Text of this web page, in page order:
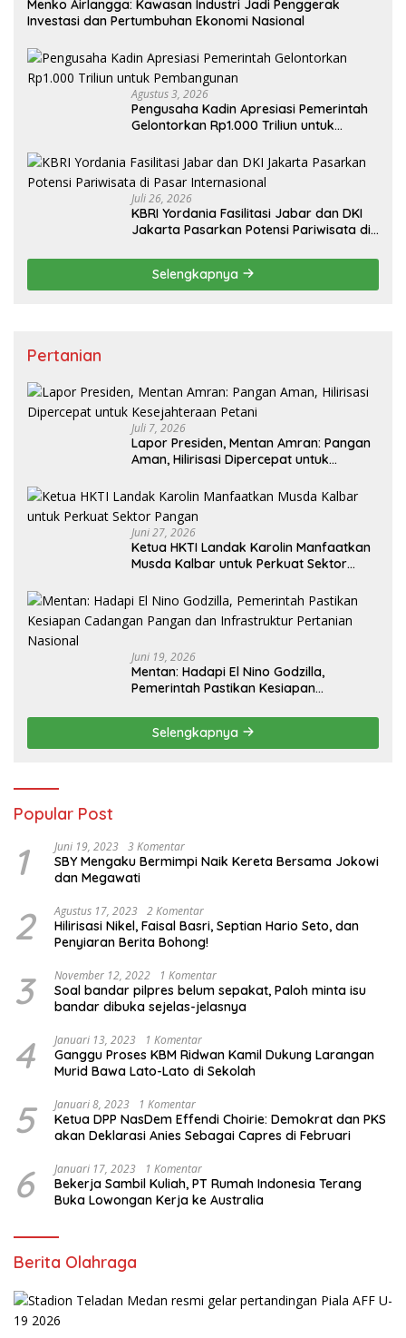
Menko Airlangga: Kawasan Industri Jadi Penggerak
Investasi dan Pertumbuhan Ekonomi Nasional
Agustus 3, 2026
Pengusaha Kadin Apresiasi Pemerintah
Gelontorkan Rp1.000 Triliun untuk
Juli 26, 2026
KBRI Yordania Fasilitasi Jabar dan DKI
Jakarta Pasarkan Potensi Pariwisata di
Selengkapnya
Pertanian
Juli 7, 2026
Lapor Presiden, Mentan Amran: Pangan
Aman, Hilirisasi Dipercepat untuk
Juni 27, 2026
Ketua HKTI Landak Karolin Manfaatkan
Musda Kalbar untuk Perkuat Sektor
Juni 19, 2026
Mentan: Hadapi El Nino Godzilla,
Pemerintah Pastikan Kesiapan
Pertanian Nasional
Selengkapnya
Popular Post
1 Juni 19, 2023 3 Komentar
SBY Mengaku Bermimpi Naik Kereta Bersama Jokowi
dan Megawati
2 Agustus 17, 2023 2 Komentar
Hilirisasi Nikel, Faisal Basri, Septian Hario Seto, dan
Penyiaran Berita Bohong!
3 November 12, 2022 1 Komentar
Soal bandar pilpres belum sepakat, Paloh minta isu
bandar dibuka sejelas-jelasnya
4 Januari 13, 2023 1 Komentar
Ganggu Proses KBM Ridwan Kamil Dukung Larangan
Murid Bawa Lato-Lato di Sekolah
5 Januari 8, 2023 1 Komentar
Ketua DPP NasDem Effendi Choirie: Demokrat dan PKS
akan Deklarasi Anies Sebagai Capres di Februari
6 Januari 17, 2023 1 Komentar
Bekerja Sambil Kuliah, PT Rumah Indonesia Terang
Buka Lowongan Kerja ke Australia
Berita Olahraga